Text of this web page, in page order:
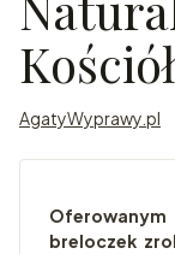
AgatyWyprawy.pl
breloczek